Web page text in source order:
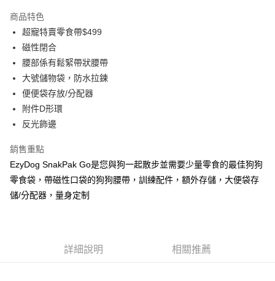
悠遊付
ATM付款
運送方式
全家取貨付款
每筆NT$60，滿NT$899(含以上)免運費
每筆NT$60，滿NT$899(含以上)免運費
宅配
每筆NT$100，滿NT$899(含以上)免運費
商品特色
超寵特賣零食帶$499
磁性閉合
腰部係有鬆緊帶狀腰帶
大號儲物袋，防水拉鍊
便便袋存放/分配器
附件D形環
反光飾邊
銷售重點
EzyDog SnakPak Go是您與狗一起散步並需要少量零食的最佳狗狗
零食袋，帶磁性口袋的狗狗腰帶，訓練配件，額外存儲，大便袋存
儲/分配器，量身定制
詳細說明 相關推薦